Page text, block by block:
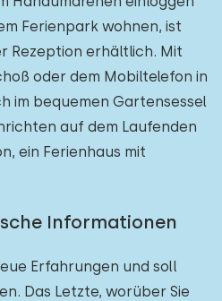
Ferienpark wohnen, ist
Rezeption erhältlich. Mit
oder dem Mobiltelefon in
im bequemen Gartensessel
auf dem Laufenden
ein Ferienhaus mit
Informationen
Erfahrungen und soll
Das Letzte, worüber Sie